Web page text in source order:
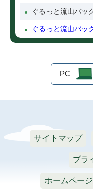
ぐるっと流山バ
ぐるっと流山バ
PC
サイトマップ
プラ
ホームペー